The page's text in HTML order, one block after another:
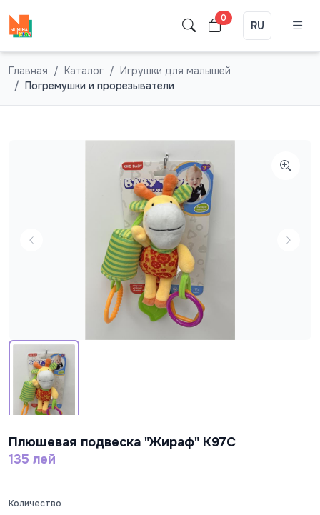
0
RU
Главная Каталог
Игрушки для малышей
Погремушки и прорезыватели
Плюшевая подвеска "Жираф" K97C
135 лей
Количество